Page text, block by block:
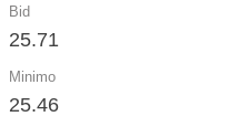
Bid
25.71
Minimo
25.46